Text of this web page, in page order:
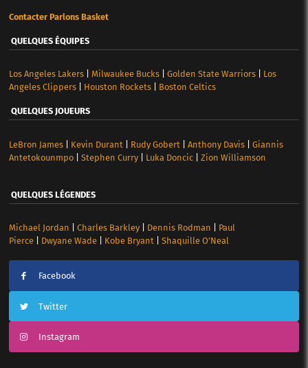
Contacter Parlons Basket
QUELQUES ÉQUIPES
Los Angeles Lakers| Milwaukee Bucks| Golden State Warriors| Los
Angeles Clippers| Houston Rockets| Boston Celtics
QUELQUES JOUEURS
LeBron James| Kevin Durant Rudy Gobert Anthony Davis| Giannis
Antetokounmpo| Stephen Curry| Luka Doncic| Zion Williamson
QUELQUES LÉGENDES
Michael Jordan Charles Barkley| Dennis Rodman
Paul
Pierce| Dwyane Wade| Kobe Bryant| Shaquille O’Neal
Facebook
Twitter
Instagram